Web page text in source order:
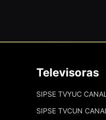
Televisoras
SIPSE TVYUC
SIPSE TVCUN